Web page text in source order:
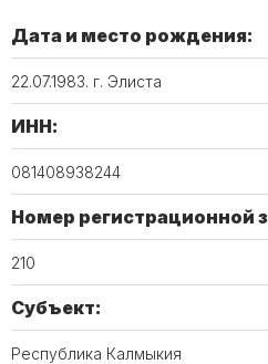
Дата и место рождения:
22.07.1983. г. Элиста
ИНН:
081408938244
Номер регистрационной
210
Субъект:
Республика Калмыкия